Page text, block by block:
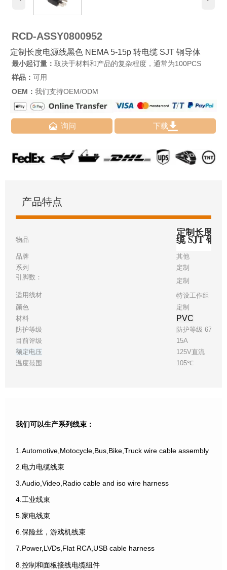
RCD-ASSY0800952
定制长度电源线黑色 NEMA 5-15p 转电缆 SJT 铜导体
最小起订量： 取决于材料和产品的复杂程度，通常为100PCS
样品： 可用
OEM： 我们支持OEM/ODM
 询问 下载
产品特点
物品
定制长度电
缆 SJT 铜
品牌
其他
系列
定制
引脚数：
定制
适用线材
特设工作组 12
颜色
定制
材料
PVC
防护等级
防护等级 67
目前评级
15A
额定电压
125V直流
温度范围
105℃
我们可以生产系列线束：
1.Automotive,Motocycle,Bus,Bike,Truck wire cable assembly
2.电力电缆线束
3.Audio,Video,Radio cable and iso wire harness
4.工业线束
5.家电线束
6.保险丝，游戏机线束
7.Power,LVDs,Flat RCA,USB cable harness
8.控制和面板接线电缆组件